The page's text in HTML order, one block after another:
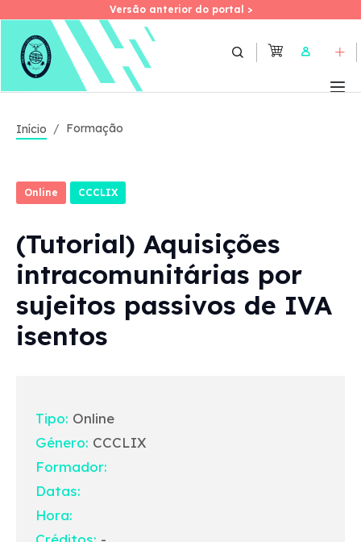
Skip
Versão anterior do portal >
Versão anterior do portal >
User
Início Formação
Online CCCLIX
(Tutorial) Aquisições
intracomunitárias por
sujeitos passivos de IVA
isentos
Tipo: Online
Género: CCCLIX
Formador:
Datas:
Hora: